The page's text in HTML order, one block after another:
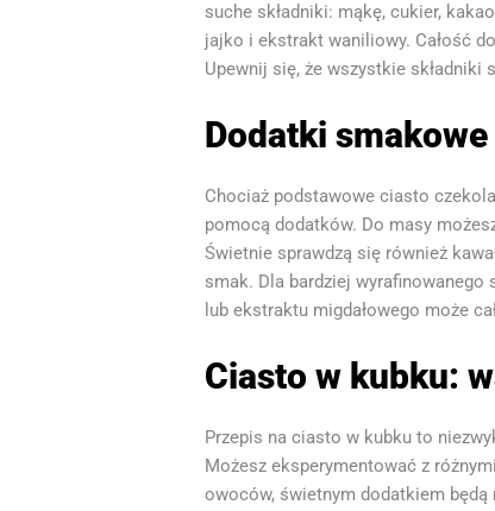
suche składniki: mąkę, cukier,
jajko i ekstrakt waniliowy. Całość
Upewnij się, że wszystkie składniki
Dodatki
Chociaż podstawowe ciasto
pomocą dodatków. Do masy
Świetnie sprawdzą się również
smak. Dla bardziej
lub ekstraktu migdałowego może
Ciasto w kubku:
Przepis na ciasto w kubku to
Możesz eksperymentować z
owoców, świetnym dodatkiem będą